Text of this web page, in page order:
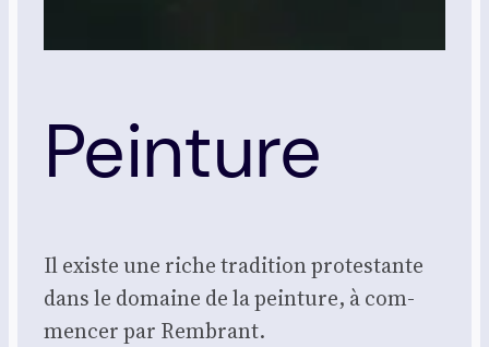
Peinture
Il existe une riche tra­di­tion pro­tes­tante
dans le domaine de la pein­ture, à com­
men­cer par Rem­brant.